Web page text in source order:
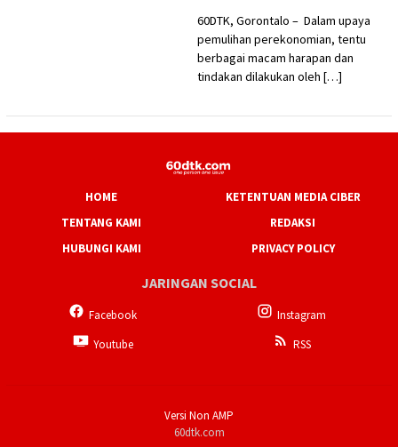
60DTK, Gorontalo – Dalam upaya
pemulihan perekonomian, tentu
berbagai macam harapan dan
tindakan dilakukan oleh […]
HOME
KETENTUAN MEDIA CIBER
TENTANG KAMI
REDAKSI
HUBUNGI KAMI
PRIVACY POLICY
JARINGAN SOCIAL
Facebook
Instagram
Youtube
RSS
Versi Non AMP
60dtk.com